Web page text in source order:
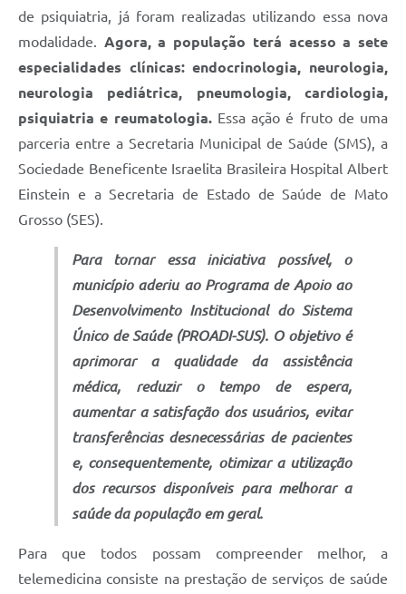
de psiquiatria, já foram realizadas utilizando essa nova
modalidade. Agora, a população terá acesso a sete
especialidades clínicas: endocrinologia, neurologia,
neurologia pediátrica, pneumologia, cardiologia,
psiquiatria e reumatologia. Essa ação é fruto de uma
parceria entre a Secretaria Municipal de Saúde (SMS), a
Sociedade Beneficente Israelita Brasileira Hospital Albert
Einstein e a Secretaria de Estado de Saúde de Mato
Grosso (SES).
Para tornar essa iniciativa possível, o
município aderiu ao Programa de Apoio ao
Desenvolvimento Institucional do Sistema
Único de Saúde (PROADI-SUS). O objetivo é
aprimorar a qualidade da assistência
médica, reduzir o tempo de espera,
aumentar a satisfação dos usuários, evitar
transferências desnecessárias de pacientes
e, consequentemente, otimizar a utilização
dos recursos disponíveis para melhorar a
saúde da população em geral.
Para que todos possam compreender melhor, a
telemedicina consiste na prestação de serviços de saúde